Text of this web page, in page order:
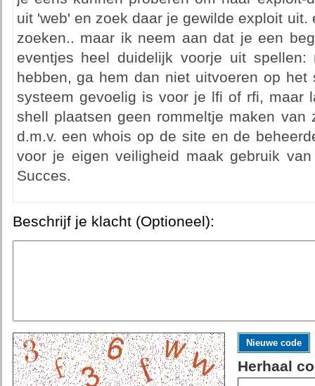
uit 'web' en zoek daar je gewilde exploit
zoeken.. maar ik neem aan dat je een
eventjes heel duidelijk voorje uit
hebben, ga hem dan niet uitvoeren op
systeem gevoelig is voor je lfi of rfi, maar
shell plaatsen geen rommeltje maken van
d.m.v. een whois op de site en de
voor je eigen veiligheid maak gebruik
Succes.
Beschrijf je klacht (Optioneel):
Nieuwe code
Herhaal